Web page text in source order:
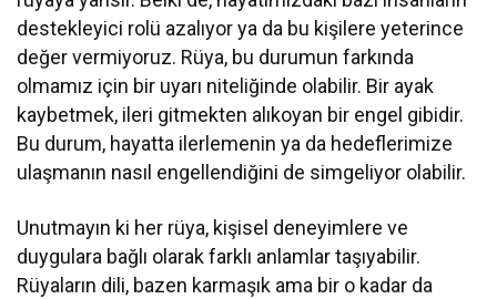
destekleyici rolü azalıyor ya da bu kişilere yeterince
değer vermiyoruz. Rüya, bu durumun farkında
olmamız için bir uyarı niteliğinde olabilir. Bir ayak
kaybetmek, ileri gitmekten alıkoyan bir engel gibidir.
Bu durum, hayatta ilerlemenin ya da hedeflerimize
ulaşmanın nasıl engellendiğini de simgeliyor olabilir.
Unutmayın ki her rüya, kişisel deneyimlere ve
duygulara bağlı olarak farklı anlamlar taşıyabilir.
Rüyaların dili, bazen karmaşık ama bir o kadar da